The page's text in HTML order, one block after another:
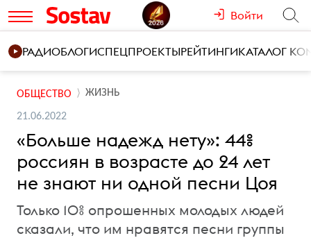
Войти
РАДИОБЛОГИСПЕЦПРОЕКТЫРЕЙТИНГИКАТАЛОГ
ОБЩЕСТВО ЖИЗНЬ
21.06.2022
«Больше надежд нету»: 44%
россиян в возрасте до 24 лет
не знают ни одной песни Цоя
Только 10% опрошенных молодых людей
сказали, что им нравятся песни группы